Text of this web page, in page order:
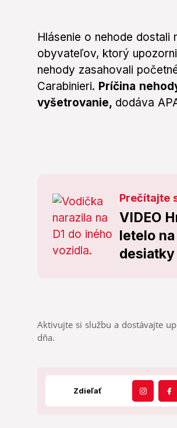
Hlásenie o nehode
obyvateľov, ktorý
nehody zasahovali
Carabinieri. Príčina
vyšetrovanie, dodáva
Prečítajte
VIDEO
letelo
Aktivujte si službu a dostávajte
dňa.
Zdieľať